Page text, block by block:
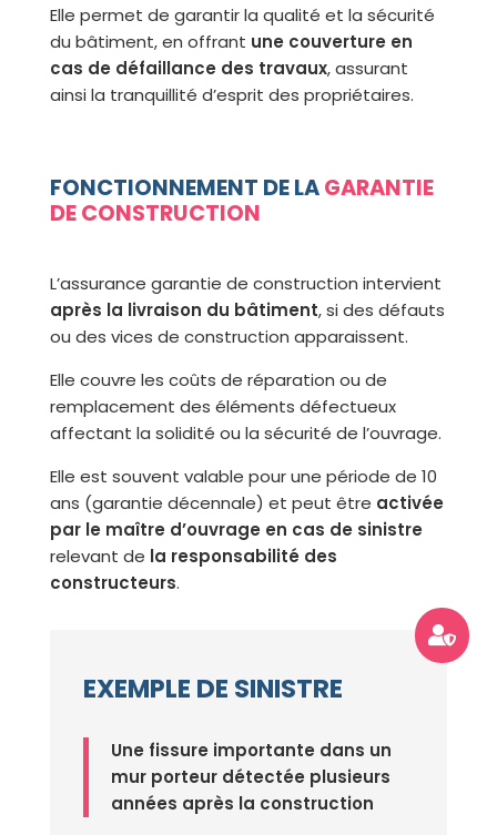
Elle permet de garantir la qualité et la sécurité
du bâtiment, en offrant une couverture en
cas de défaillance des travaux, assurant
ainsi la tranquillité d’esprit des propriétaires.
FONCTIONNEMENT DE LAGARANTIE
DE CONSTRUCTION
L’assurance garantie de construction intervient
après la livraison du bâtiment, si des défauts
ou des vices de construction apparaissent.
Elle couvre les coûts de réparation ou de
remplacement des éléments défectueux
affectant la solidité ou la sécurité de l’ouvrage.
Elle est souvent valable pour une période de 10
ans (garantie décennale) et peut être activée
par le maître d’ouvrage en cas de sinistre
relevant de la responsabilité des
constructeurs.

EXEMPLE DE SINISTRE
Une fissure importante dans un
mur porteur détectée plusieurs
années après la construction